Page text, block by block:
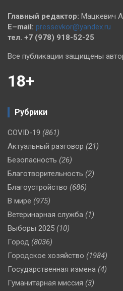
Главный редактор: Мацкевич
E–mail: pressevkor@yandex.ru
тел. +7 (978) 918-52-25
Все публикации защищены
18+
Рубрики
COVID-19 (861)
Актуальный разговор (21)
Безопасность (26)
Благотворительность (2)
Благоустройство (686)
В мире (975)
Ветеринарная служба (1)
Выборы 2025 (10)
Город (8036)
Городское хозяйство (1984)
Государственная измена (4)
Гуманитарная миссия (3)